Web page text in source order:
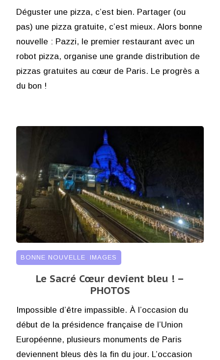
Déguster une pizza, c’est bien. Partager (ou
pas) une pizza gratuite, c’est mieux. Alors bonne
nouvelle : Pazzi, le premier restaurant avec un
robot pizza, organise une grande distribution de
pizzas gratuites au cœur de Paris. Le progrès a
du bon !
BONNE NOUVELLE, IMAGES
Le Sacré Cœur devient bleu ! –
PHOTOS
Impossible d’être impassible. À l’occasion du
début de la présidence française de l’Union
Européenne, plusieurs monuments de Paris
deviennent bleus dès la fin du jour. L’occasion